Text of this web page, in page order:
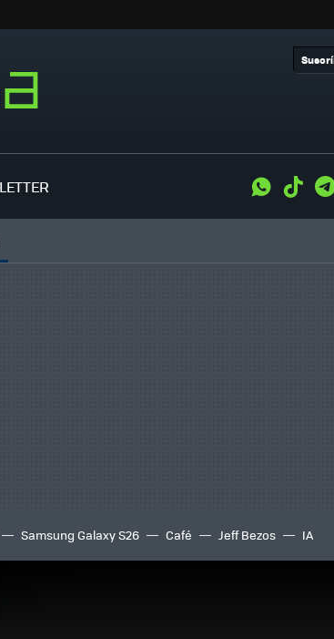
Samsung Galaxy S26 Café Jeff Bezos IA